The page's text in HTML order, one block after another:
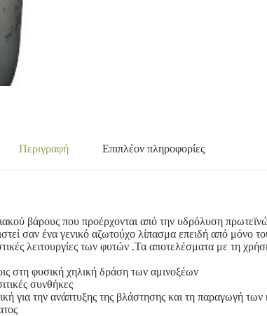
Περιγραφή Επιπλέον πληροφορίες
βάρους που προέρχονται από την υδρόλυση
σαν ένα γενικό αζωτούχο λίπασμα επειδή από μόνο
λειτουργίες των φυτών .Τα αποτελέσματα με τη
στη φυσική χηλική δράση των αμινοξέων
συνθήκες
για την ανάπτυξης της βλάστησης και τη παραγωγή